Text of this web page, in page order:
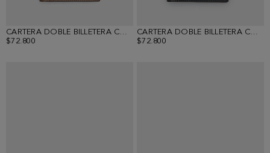
CARTERA DOBLE BILLETERA COMBINACIÓN ÚNICA
$72.800
CARTERA DOBLE BILLETERA COMBINACIÓN ÚNICA
$72.800